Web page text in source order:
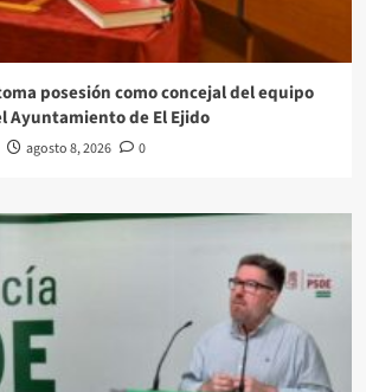
posesión como concejal del equipo
Ayuntamiento de El Ejido
agosto 8, 2026 0